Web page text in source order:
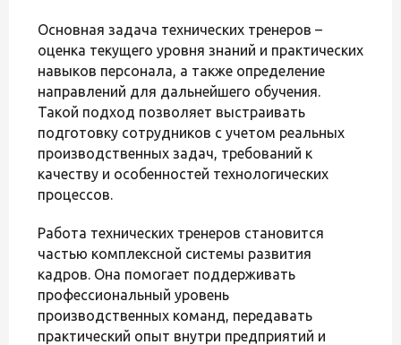
Основная задача технических тренеров –
оценка текущего уровня знаний и практических
навыков персонала, а также определение
направлений для дальнейшего обучения.
Такой подход позволяет выстраивать
подготовку сотрудников с учетом реальных
производственных задач, требований к
качеству и особенностей технологических
процессов.
Работа технических тренеров становится
частью комплексной системы развития
кадров. Она помогает поддерживать
профессиональный уровень
производственных команд, передавать
практический опыт внутри предприятий и